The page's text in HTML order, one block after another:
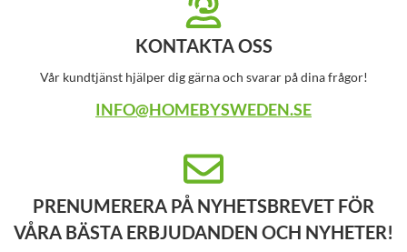
KONTAKTA OSS
Vår kundtjänst hjälper dig gärna och svarar på dina frågor!
INFO@HOMEBYSWEDEN.SE
PRENUMERERA PÅ NYHETSBREVET FÖR
VÅRA BÄSTA ERBJUDANDEN OCH NYHETER!